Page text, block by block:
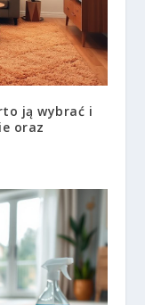
ją wybrać i
oraz